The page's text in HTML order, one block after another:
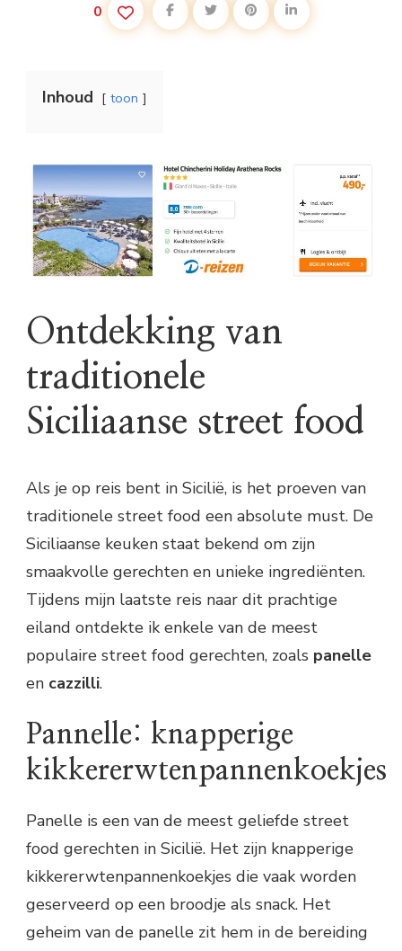
0
Inhoud toon
Ontdekking van
traditionele
Siciliaanse street food
Als je op reis bent in Sicilië, is het proeven van
traditionele street food een absolute must. De
Siciliaanse keuken staat bekend om zijn
smaakvolle gerechten en unieke ingrediënten.
Tijdens mijn laatste reis naar dit prachtige
eiland ontdekte ik enkele van de meest
populaire street food gerechten, zoals panelle
en cazzilli.
Pannelle: knapperige
kikkererwtenpannenkoekjes
Panelle is een van de meest geliefde street
food gerechten in Sicilië. Het zijn knapperige
kikkererwtenpannenkoekjes die vaak worden
geserveerd op een broodje als snack. Het
geheim van de panelle zit hem in de bereiding